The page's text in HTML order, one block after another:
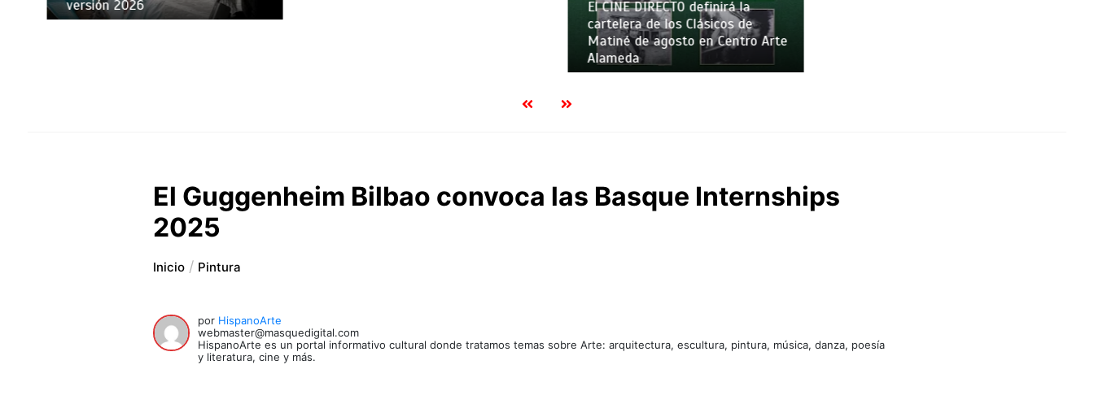
versión 2026
El CINE DIRECTO definirá la
cartelera de los Clásicos de
Matiné de agosto en Centro Arte
Alameda
El Guggenheim Bilbao convoca las Basque Internships
2025
Inicio Pintura
por HispanoArte
webmaster@masquedigital.com
HispanoArte es un portal informativo cultural donde tratamos temas sobre Arte: arquitectura, escultura, pintura, música, danza, poesía
y literatura, cine y más.